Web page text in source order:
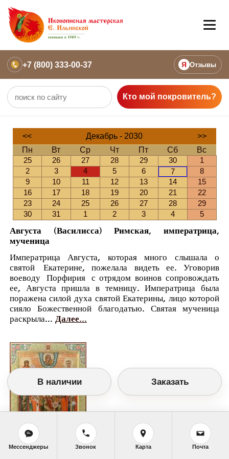
+7 (800) 333-00-37 Я Отзывы
Кто мой покровитель?
<< Декабрь - 2030
>>
Пн
Вт Ср Чт Пт Сб
Вс
25
26 27 28 29 30
1
2
3 4 5 6 7
8
9
10 11 12 13 14
15
16
17 18 19 20 21
22
23
24 25 26 27 28
29
30
31 1 2 3 4 5
Августа (Василисса) Римская, императрица,
мученица
Императрица Августа, которая много слышала о
святой Екатерине, пожелала видеть ее. Уговорив
воеводу Порфирия с отрядом воинов сопровождать
ее, Августа пришла в темницу. Императрица была
поражена силой духа святой Екатерины, лицо которой
сияло Божественной благодатью. Святая мученица
раскрыла... Далее...
Православный календарь
В наличии Заказать
Мессенджеры Звонок Карта Почта